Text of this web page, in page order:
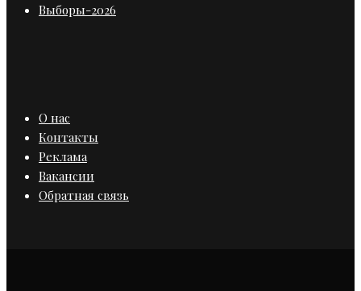
Выборы-2026
О нас
Контакты
Реклама
Вакансии
Обратная связь